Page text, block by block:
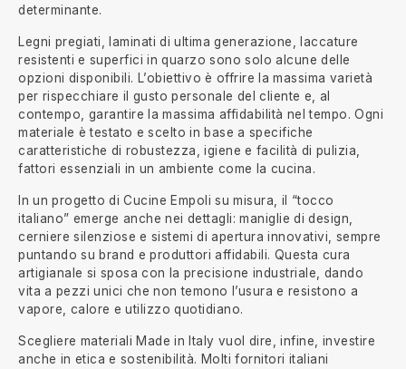
determinante.
Legni pregiati, laminati di ultima generazione, laccature
resistenti e superfici in quarzo sono solo alcune delle
opzioni disponibili. L’obiettivo è offrire la massima varietà
per rispecchiare il gusto personale del cliente e, al
contempo, garantire la massima affidabilità nel tempo. Ogni
materiale è testato e scelto in base a specifiche
caratteristiche di robustezza, igiene e facilità di pulizia,
fattori essenziali in un ambiente come la cucina.
In un progetto di Cucine Empoli su misura, il “tocco
italiano” emerge anche nei dettagli: maniglie di design,
cerniere silenziose e sistemi di apertura innovativi, sempre
puntando su brand e produttori affidabili. Questa cura
artigianale si sposa con la precisione industriale, dando
vita a pezzi unici che non temono l’usura e resistono a
vapore, calore e utilizzo quotidiano.
Scegliere materiali Made in Italy vuol dire, infine, investire
anche in etica e sostenibilità. Molti fornitori italiani